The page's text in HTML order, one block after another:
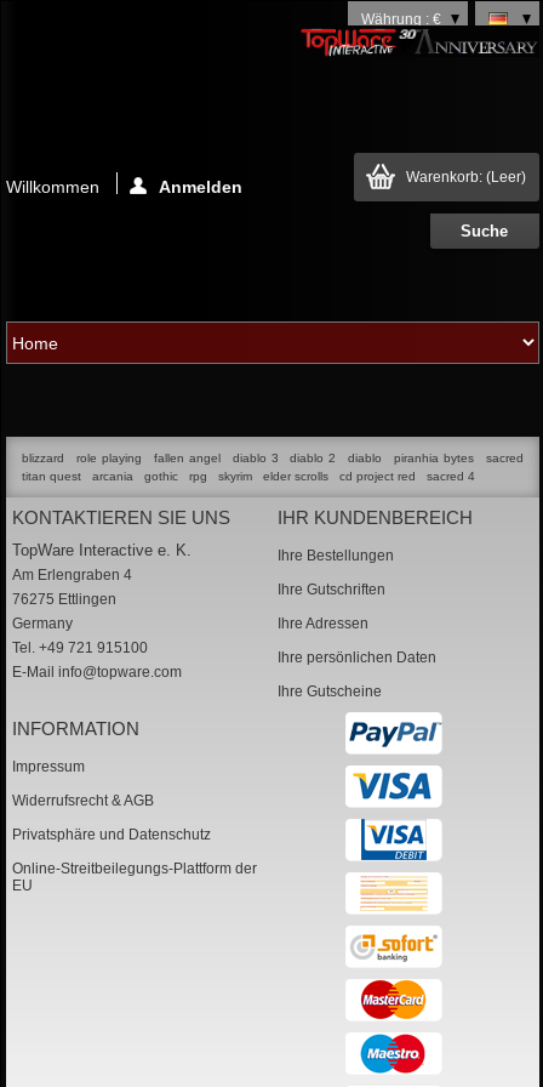
Währung : €
Warenkorb: (Leer)
Willkommen Anmelden
blizzard role playing fallen angel diablo 3 diablo 2 diablo piranhia bytes
sacred
titan quest
arcania gothic rpg skyrim elder scrolls cd project red sacred 4
KONTAKTIEREN SIE UNS
TopWare Interactive e. K.
Am Erlengraben 4
76275 Ettlingen
Germany
Tel. +49 721 915100
E-Mail info@topware.com
IHR KUNDENBEREICH
Ihre Bestellungen
Ihre Gutschriften
Ihre Adressen
Ihre persönlichen Daten
Ihre Gutscheine
INFORMATION
Impressum
Widerrufsrecht & AGB
Privatsphäre und Datenschutz
Online-Streitbeilegungs-Plattform der
EU